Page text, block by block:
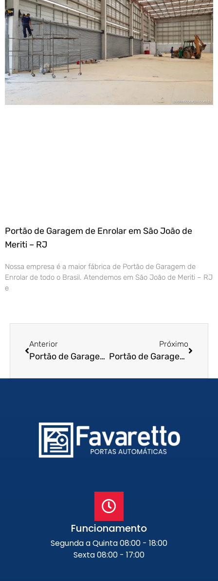
Portão de Garagem de Enrolar em São João de
Meriti – RJ
Nossa empresa é a maior fábrica de Portão de Garagem de
Enrolar de todo o Brasil. Atendemos em São João de Meriti – RJ
e
Anterior
Portão de Garagem de Enrolar em Magé – RJ
Próximo
Portão de Garagem de Enrolar em Mesquita – RJ
Funcionamento
Segunda a Quinta 08:00 - 18:00
Sexta 08:00 - 17:00